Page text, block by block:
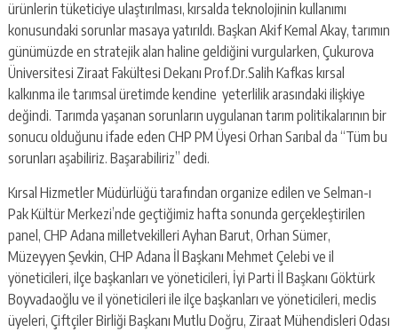
ürünlerin tüketiciye ulaştırılması, kırsalda teknolojinin kullanımı
konusundaki sorunlar masaya yatırıldı. Başkan Akif Kemal Akay, tarımın
günümüzde en stratejik alan haline geldiğini vurgularken, Çukurova
Üniversitesi Ziraat Fakültesi Dekanı Prof.Dr.Salih Kafkas kırsal
kalkınma ile tarımsal üretimde kendine yeterlilik arasındaki ilişkiye
değindi. Tarımda yaşanan sorunların uygulanan tarım politikalarının bir
sonucu olduğunu ifade eden CHP PM Üyesi Orhan Sarıbal da “Tüm bu
sorunları aşabiliriz. Başarabiliriz” dedi.
Kırsal Hizmetler Müdürlüğü tarafından organize edilen ve Selman-ı
Pak Kültür Merkezi’nde geçtiğimiz hafta sonunda gerçekleştirilen
panel, CHP Adana milletvekilleri Ayhan Barut, Orhan Sümer,
Müzeyyen Şevkin, CHP Adana İl Başkanı Mehmet Çelebi ve il
yöneticileri, ilçe başkanları ve yöneticileri, İyi Parti İl Başkanı Göktürk
Boyvadaoğlu ve il yöneticileri ile ilçe başkanları ve yöneticileri, meclis
üyeleri, Çiftçiler Birliği Başkanı Mutlu Doğru, Ziraat Mühendisleri Odası